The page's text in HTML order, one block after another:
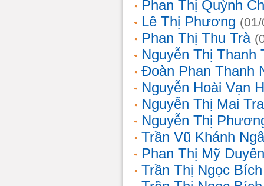
Phan Thị Quỳnh
Lê Thị Phương
Phan Thị Thu Trà
Nguyễn Thị Thanh
Đoàn Phan Thanh
Nguyễn Hoài Vạn
Nguyễn Thị Mai
Nguyễn Thị
Trần Vũ Khánh
Phan Thị Mỹ Duyên
Trần Thị Ngọc Bích